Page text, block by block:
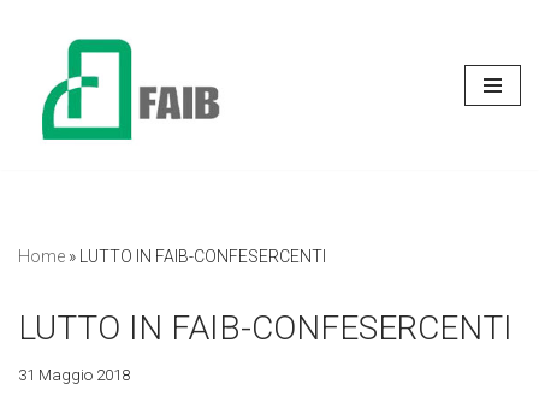
contenuto
Home » LUTTO IN FAIB-CONFESERCENTI
LUTTO IN FAIB-CONFESERCENTI
31 Maggio 2018